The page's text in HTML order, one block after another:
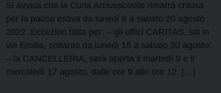
Si avvisa che la Curia Arcivescovile rimarrà chiusa
per la pausa estiva da lunedì 8 a sabato 20 agosto
2022. Eccezion fatta per: – gli uffici CARITAS, siti in
via Emilia, soltanto da lunedì 15 a sabato 20 agosto;
– la CANCELLERIA, sarà aperta il martedì 9 e il
mercoledì 17 agosto, dalle ore 9 alle ore 12; […]